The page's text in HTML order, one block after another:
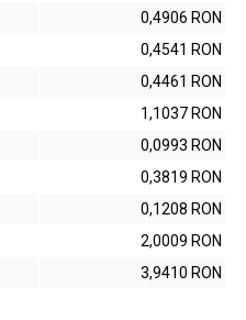
0,4906 RON
0,4541 RON
0,4461 RON
1,1037 RON
0,0993 RON
0,3819 RON
0,1208 RON
2,0009 RON
3,9410 RON